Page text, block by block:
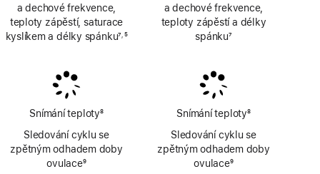
a dechové frekvence,
teploty zápěstí, saturace
kyslíkem a délky spánku7 5
Snímání teploty
Poznámka
8
Sledování cyklu se
zpětným odhadem doby
ovulace9
a dechové frekvence,
teploty zápěstí a délky
spánku7
Snímání teploty
Poznámka
8
Sledování cyklu se
zpětným odhadem doby
ovulace9